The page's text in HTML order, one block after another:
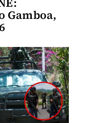
Gamboa,